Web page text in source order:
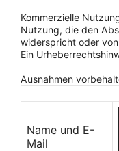
Kommerzielle
Nutzung, die den
widerspricht oder
Ein
Ausnahmen
Name und E-
Mail